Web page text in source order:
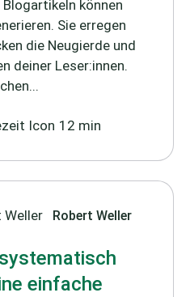
können
Sie erregen
die Neugierde und
deiner Leser:innen.
12 min
Robert Weller
einfache